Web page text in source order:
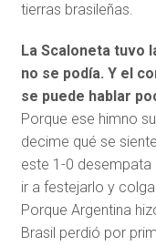
tierras brasileñas.
La Scaloneta tuvo
no se podía. Y el
se puede hablar
Porque ese himno
decime qué se
este 1-0 desempata
ir a festejarlo y
Porque Argentina
Brasil perdió por